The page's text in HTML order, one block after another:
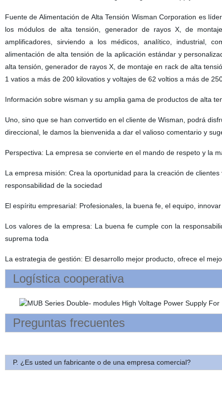
Fuente de Alimentación de Alta Tensión Wisman Corporation es
los módulos de alta tensión, generador de rayos X, de
amplificadores, sirviendo a los médicos, analítico, industrial,
alimentación de alta tensión de la aplicación estándar y
alta tensión, generador de rayos X, de montaje en rack de alta
1 vatios a más de 200 kilovatios y voltajes de 62 voltios a más de
Información sobre wisman y su amplia gama de productos de alta
Uno, sino que se han convertido en el cliente de Wisman, podrá
direccional, le damos la bienvenida a dar el valioso comentario y
Perspectiva: La empresa se convierte en el mando de respeto y la
La empresa misión: Crea la oportunidad para la creación de
responsabilidad de la sociedad
El espíritu empresarial: Profesionales, la buena fe, el equipo, innovar
Los valores de la empresa: La buena fe cumple con la
suprema toda
La estrategia de gestión: El desarrollo mejor producto, ofrece el
Logística cooperativa
Preguntas frecuentes
P. ¿Es usted un fabricante o de una empresa comercial?